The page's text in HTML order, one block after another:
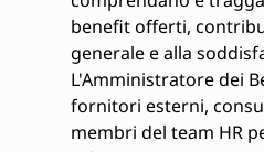
benefit offerti,
generale e alla
L'Amministratore dei
fornitori esterni,
membri del team HR